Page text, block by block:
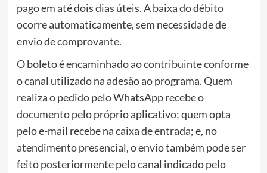
pago em até dois dias úteis. A baixa do débito
ocorre automaticamente, sem necessidade de
envio de comprovante.
O boleto é encaminhado ao contribuinte conforme
o canal utilizado na adesão ao programa. Quem
realiza o pedido pelo WhatsApp recebe o
documento pelo próprio aplicativo; quem opta
pelo e-mail recebe na caixa de entrada; e, no
atendimento presencial, o envio também pode ser
feito posteriormente pelo canal indicado pelo